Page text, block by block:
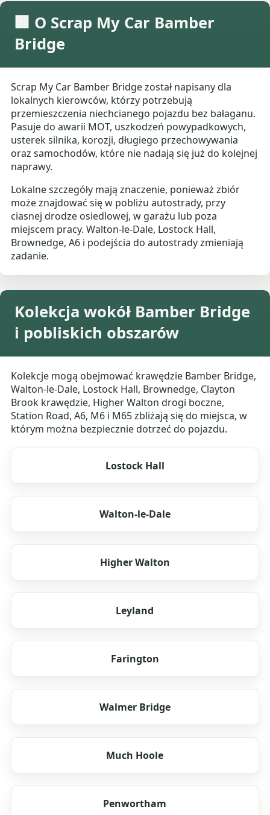
🏢 O Scrap My Car Bamber
Bridge
Scrap My Car Bamber Bridge został napisany dla
lokalnych kierowców, którzy potrzebują
przemieszczenia niechcianego pojazdu bez bałaganu.
Pasuje do awarii MOT, uszkodzeń powypadkowych,
usterek silnika, korozji, długiego przechowywania
oraz samochodów, które nie nadają się już do kolejnej
naprawy.
Lokalne szczegóły mają znaczenie, ponieważ zbiór
może znajdować się w pobliżu autostrady, przy
ciasnej drodze osiedlowej, w garażu lub poza
miejscem pracy. Walton-le-Dale, Lostock Hall,
Brownedge, A6 i podejścia do autostrady zmieniają
zadanie.
Kolekcja wokół Bamber Bridge
i pobliskich obszarów
Kolekcje mogą obejmować krawędzie Bamber Bridge,
Walton-le-Dale, Lostock Hall, Brownedge, Clayton
Brook krawędzie, Higher Walton drogi boczne,
Station Road, A6, M6 i M65 zbliżają się do miejsca, w
którym można bezpiecznie dotrzeć do pojazdu.
Lostock Hall
Walton-le-Dale
Higher Walton
Leyland
Farington
Walmer Bridge
Much Hoole
Penwortham